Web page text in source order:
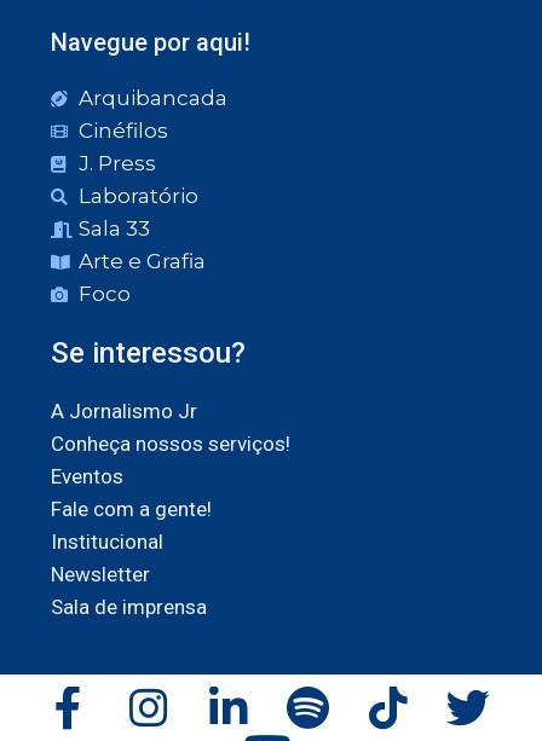
Navegue por aqui!
Arquibancada
Cinéfilos
J. Press
Laboratório
Sala 33
Arte e Grafia
Foco
Se interessou?
A Jornalismo Jr
Conheça nossos serviços!
Eventos
Fale com a gente!
Institucional
Newsletter
Sala de imprensa